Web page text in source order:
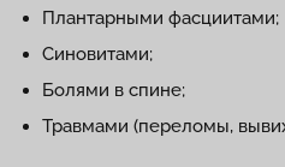
Плантарными фасциитами;
Синовитами;
Болями в спине;
Травмами (переломы,